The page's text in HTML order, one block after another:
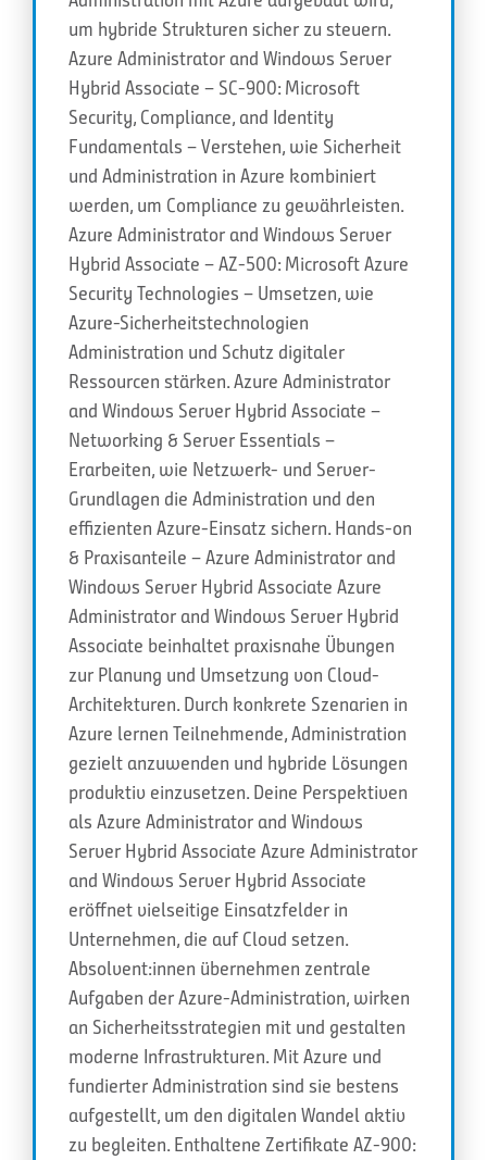
um hybride Strukturen sicher zu steuern.
Azure Administrator and Windows Server
Hybrid Associate – SC-900: Microsoft
Security, Compliance, and Identity
Fundamentals – Verstehen, wie Sicherheit
und Administration in Azure kombiniert
werden, um Compliance zu gewährleisten.
Azure Administrator and Windows Server
Hybrid Associate – AZ-500: Microsoft Azure
Security Technologies – Umsetzen, wie
Azure-Sicherheitstechnologien
Administration und Schutz digitaler
Ressourcen stärken. Azure Administrator
and Windows Server Hybrid Associate –
Networking & Server Essentials –
Erarbeiten, wie Netzwerk- und Server-
Grundlagen die Administration und den
effizienten Azure-Einsatz sichern. Hands-on
& Praxisanteile – Azure Administrator and
Windows Server Hybrid Associate Azure
Administrator and Windows Server Hybrid
Associate beinhaltet praxisnahe Übungen
zur Planung und Umsetzung von Cloud-
Architekturen. Durch konkrete Szenarien in
Azure lernen Teilnehmende, Administration
gezielt anzuwenden und hybride Lösungen
produktiv einzusetzen. Deine Perspektiven
als Azure Administrator and Windows
Server Hybrid Associate Azure Administrator
and Windows Server Hybrid Associate
eröffnet vielseitige Einsatzfelder in
Unternehmen, die auf Cloud setzen.
Absolvent:innen übernehmen zentrale
Aufgaben der Azure-Administration, wirken
an Sicherheitsstrategien mit und gestalten
moderne Infrastrukturen. Mit Azure und
fundierter Administration sind sie bestens
aufgestellt, um den digitalen Wandel aktiv
zu begleiten. Enthaltene Zertifikate AZ-900: